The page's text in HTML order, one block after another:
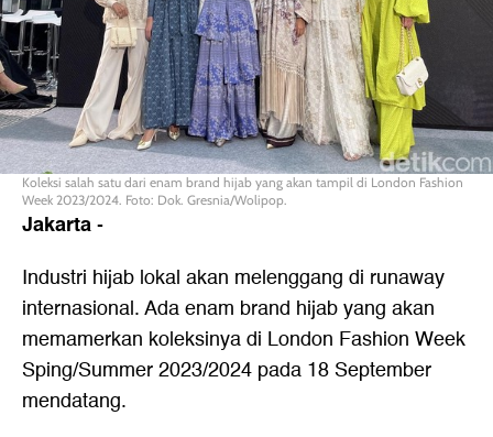
Koleksi salah satu dari enam brand hijab yang akan tampil di London Fashion
Week 2023/2024. Foto: Dok. Gresnia/Wolipop.
Jakarta-
Industri hijab lokal akan melenggang di runaway
internasional. Ada enam brand hijab yang akan
memamerkan koleksinya di London Fashion Week
Sping/Summer 2023/2024 pada 18 September
mendatang.